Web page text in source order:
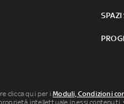
SPAZI
clicca qui per iModuli, Condizioni